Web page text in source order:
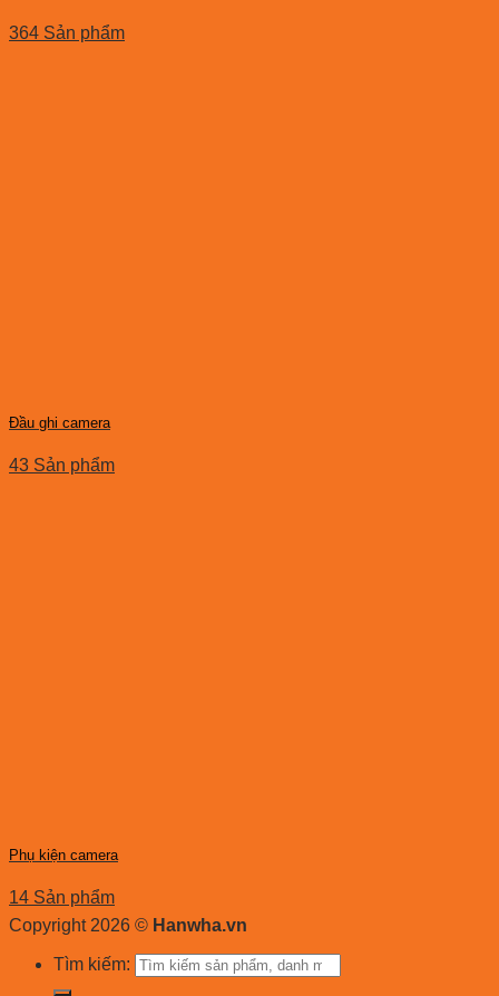
364 Sản phẩm
Đầu ghi camera
43 Sản phẩm
Phụ kiện camera
14 Sản phẩm
Copyright 2026 © Hanwha.vn
Tìm kiếm: